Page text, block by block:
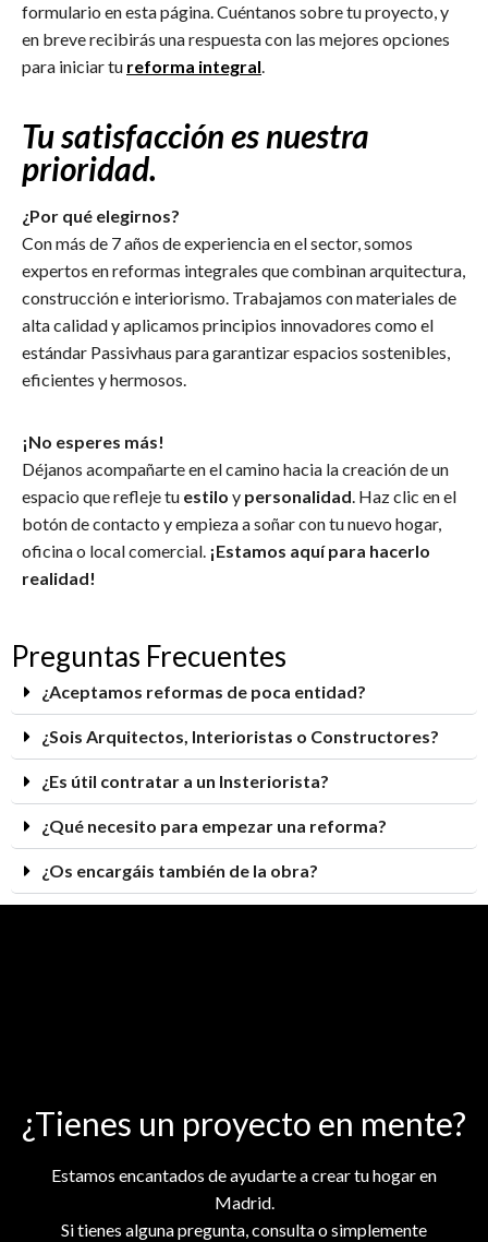
formulario en esta página. Cuéntanos sobre tu proyecto, y
en breve recibirás una respuesta con las mejores opciones
para iniciar tu reforma integral.
Tu satisfacción es nuestra
prioridad.
¿Por qué elegirnos?
Con más de 7 años de experiencia en el sector, somos
expertos en reformas integrales que combinan arquitectura,
construcción e interiorismo. Trabajamos con materiales de
alta calidad y aplicamos principios innovadores como el
estándar Passivhaus para garantizar espacios sostenibles,
eficientes y hermosos.
¡No esperes más!
Déjanos acompañarte en el camino hacia la creación de un
espacio que refleje tu estilo y personalidad. Haz clic en el
botón de contacto y empieza a soñar con tu nuevo hogar,
oficina o local comercial. ¡Estamos aquí para hacerlo
realidad!
Preguntas Frecuentes
¿Aceptamos reformas de poca entidad?
¿Sois Arquitectos, Interioristas o Constructores?
¿Es útil contratar a un Insteriorista?
¿Qué necesito para empezar una reforma?
¿Os encargáis también de la obra?
¿Tienes un proyecto en mente?
Estamos encantados de ayudarte a crear tu hogar en
Madrid.
Si tienes alguna pregunta, consulta o simplemente